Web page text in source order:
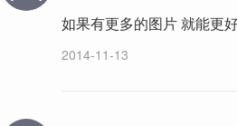
如果有更多的图片 就能更
2014-11-13